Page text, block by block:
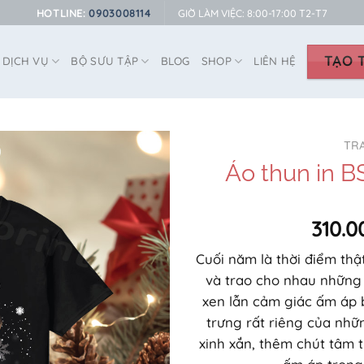
HOTLINE:0903008114 GIỜ LÀM VIỆC: 8:00-17:00 T2-T7
DỊCH VỤ BỘ SƯU TẬP BLOG SHOP LIÊN HỆ TẠO
Áo thun in
Cuối năm là thời điểm
và trao cho nhau
xen lẫn cảm giác ấm
trưng rất riêng của
xinh xắn, thêm chút tâm